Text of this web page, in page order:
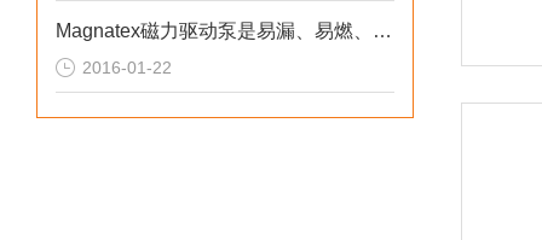
Magnatex磁力驱动泵是易漏、易燃、易爆液体的理想选用
2016-01-22